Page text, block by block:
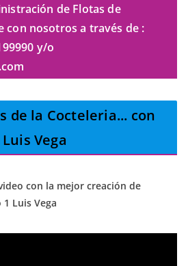
de Flotas de
con nosotros a través de :
y/o
de la Cocteleria... con
Luis Vega
con la mejor creación de
Luis Vega